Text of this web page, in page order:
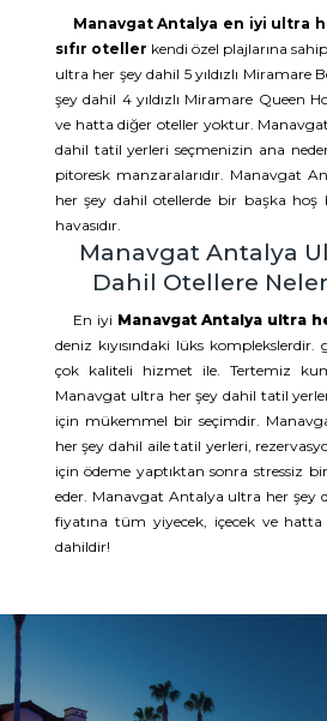
Manavgat Antalya en iyi ultra
sıfır oteller kendi özel plajlarına
ultra her şey dahil 5 yıldızlı Miramare
şey dahil 4 yıldızlı Miramare Queen
ve hatta diğer oteller yoktur.
dahil tatil yerleri seçmenizin ana
pitoresk manzaralarıdır. Manavgat
her şey dahil otellerde bir başka hoş
havasıdır.
Manavgat Antalya
Dahil Otellere
En iyi Manavgat Antalya ultra
deniz kıyısındaki lüks
çok kaliteli hizmet ile. Tertemiz
Manavgat ultra her şey dahil tatil
için mükemmel bir seçimdir.
her şey dahil aile tatil yerleri,
için ödeme yaptıktan sonra stressiz
eder. Manavgat Antalya ultra her şey
fiyatına tüm yiyecek, içecek ve
dahildir!